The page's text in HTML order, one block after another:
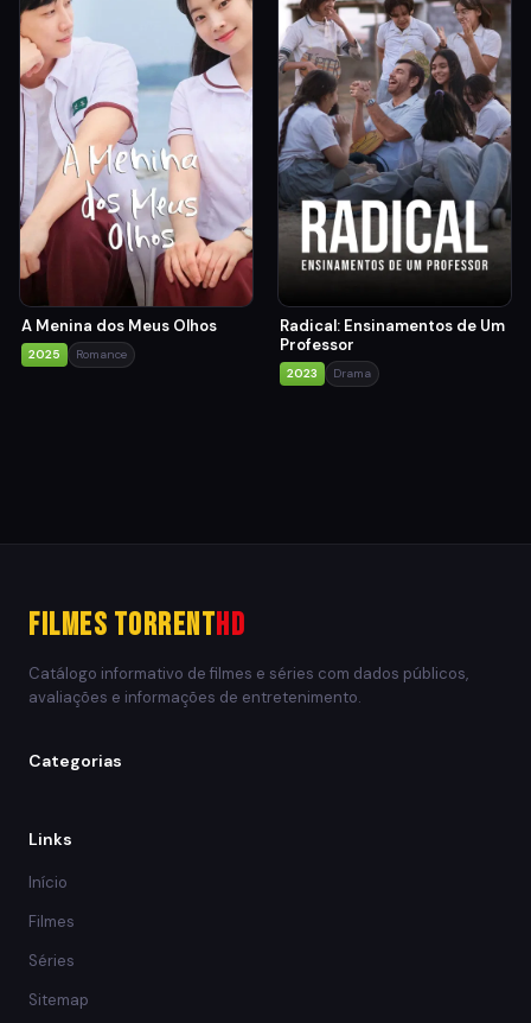
A Menina dos Meus Olhos
2025 Romance
Radical: Ensinamentos de Um
Professor
2023 Drama
Filmes TorrentHD
Catálogo informativo de filmes e séries com dados públicos,
avaliações e informações de entretenimento.
Categorias
Links
Início
Filmes
Séries
Sitemap